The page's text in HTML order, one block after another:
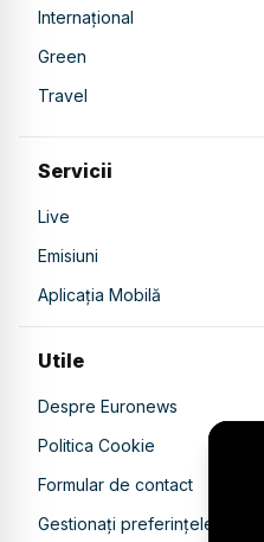
Internațional
Green
Travel
Servicii
Live
Emisiuni
Aplicația Mobilă
Utile
Despre Euronews
Politica Cookie
Formular de contact
Gestionați preferințele